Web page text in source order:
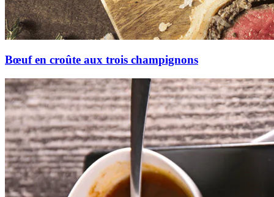
Bœuf en croûte aux trois champignons